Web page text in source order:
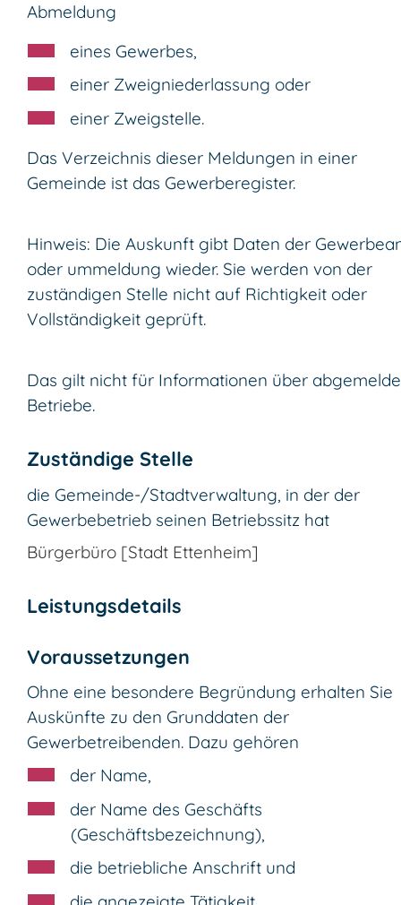
Abmeldung
eines Gewerbes,
einer Zweigniederlassung oder
einer Zweigstelle.
Das Verzeichnis dieser Meldungen in einer
Gemeinde ist das Gewerberegister.
Hinweis: Die Auskunft gibt Daten der
oder ummeldung wieder. Sie werden von der
zuständigen Stelle nicht auf Richtigkeit oder
Vollständigkeit geprüft.
Das gilt nicht für Informationen über
Betriebe.
Zuständige Stelle
die Gemeinde-/Stadtverwaltung, in der der
Gewerbebetrieb seinen Betriebssitz hat
Bürgerbüro [Stadt Ettenheim]
Leistungsdetails
Voraussetzungen
Ohne eine besondere Begründung erhalten Sie
Auskünfte zu den Grunddaten der
Gewerbetreibenden. Dazu gehören
der Name,
der Name des Geschäfts
(Geschäftsbezeichnung),
die betriebliche Anschrift und